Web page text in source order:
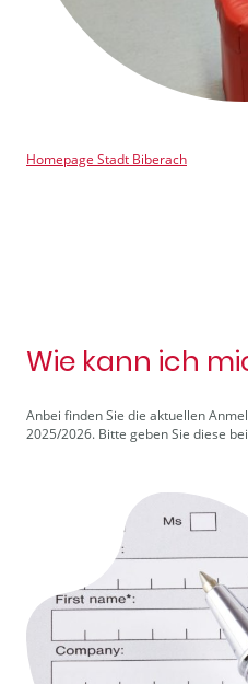
Homepage Stadt Biberach
Wie kann ich
Anbei finden Sie die aktuellen
2025/2026. Bitte geben Sie diese